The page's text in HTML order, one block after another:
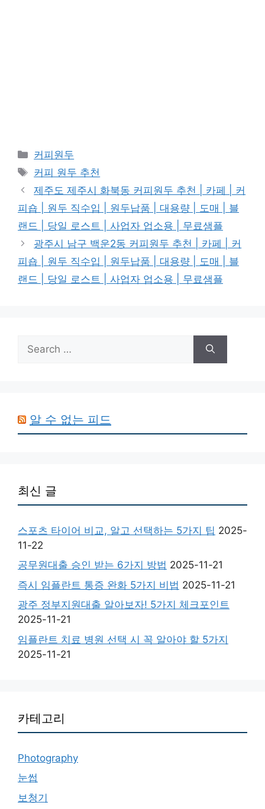
Categories
커피원두
Tags
커피 원두 추천
제주도 제주시 화북동 커피원두 추천 | 카페 | 커
피숍 | 원두 직수입 | 원두납품 | 대용량 | 도매 | 블
랜드 | 당일 로스트 | 사업자 업소용 | 무료샘플
광주시 남구 백운2동 커피원두 추천 | 카페 | 커
피숍 | 원두 직수입 | 원두납품 | 대용량 | 도매 | 블
랜드 | 당일 로스트 | 사업자 업소용 | 무료샘플
for:
알 수 없는 피드
최신 글
스포츠 타이어 비교, 알고 선택하는 5가지 팁 2025-
11-22
공무원대출 승인 받는 6가지 방법 2025-11-21
즉시 임플란트 통증 완화 5가지 비법 2025-11-21
광주 정부지원대출 알아보자! 5가지 체크포인트
2025-11-21
임플란트 치료 병원 선택 시 꼭 알아야 할 5가지
2025-11-21
카테고리
Photography
눈썹
보청기